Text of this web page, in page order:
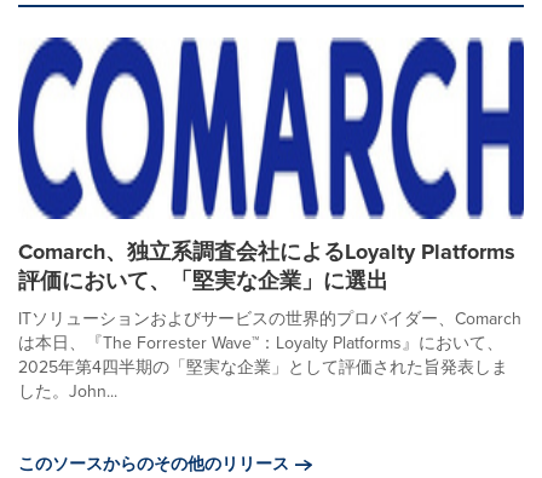
Comarch、独立系調査会社によるLoyalty Platforms
評価において、「堅実な企業」に選出
ITソリューションおよびサービスの世界的プロバイダー、Comarch
は本日、『The Forrester Wave™：Loyalty Platforms』において、
2025年第4四半期の「堅実な企業」として評価された旨発表しま
した。John...
このソースからのその他のリリース